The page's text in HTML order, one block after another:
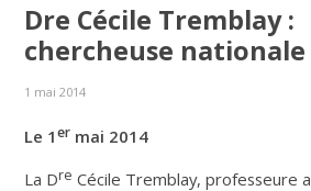
Dre Cécile Tremblay :
chercheuse nationale
1 mai 2014
Le 1er mai 2014
La Dre Cécile Tremblay, professeure